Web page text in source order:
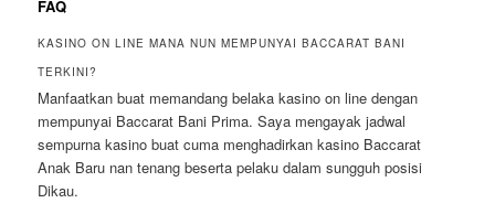
FAQ
KASINO ON LINE MANA NUN MEMPUNYAI BACCARAT BANI
TERKINI?
Manfaatkan buat memandang belaka kasino on line dengan
mempunyai Baccarat Bani Prima. Saya mengayak jadwal
sempurna kasino buat cuma menghadirkan kasino Baccarat
Anak Baru nan tenang beserta pelaku dalam sungguh posisi
Dikau.